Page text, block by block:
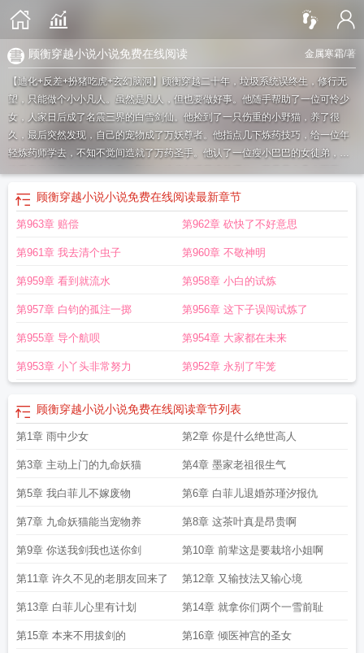
金属寒霜/著
顾衡穿越小说小说免费在线阅读
【迪化+反差+扮猪吃虎+玄幻脑洞】顾衡穿越二十年，垃圾系统误终生，修行无
望，只能做个小小凡人。虽然是凡人，但也要做好事。他随手帮助了一位可怜少
女，人家日后成了名震三界的白雪剑仙。他捡到了一只伤重的小野猫，养了很
久，最后突然发现，自己的宠物成了万妖尊者。他指点几下炼药技巧，给一位年
轻炼药师学去，不知不觉间造就了万药圣手。他认了一位瘦小巴巴的女徒弟，最
众人：别狡辩了，她们都说你才是天下唯一的帝圣尊师！！
份 顾衡得到
身份真相揭秘顾衡 真名 顾恒穿越顾衡真实身份顾衡 AI
衡百度百科男主顾衡是个老师的 顾衡 笔名 顾衡主角顾恒生穿越全文免费阅
读顾衡的穿越生活顾衡的真名 顾恒的穿越生活 顾衡老师顾衡男主
顾衡穿越小说小说免费在线阅读最新章节
第963章 赔偿 第962章 砍快了不好意思
第961章 我去清个虫子 第960章 不敬神明
第959章 看到就流水 第958章 小白的试炼
第957章 白钧的孤注一掷 第956章 这下子误闯试炼了
第955章 导个航呗 第954章 大家都在未来
第953章 小丫头非常努力 第952章 永别了牢笼
顾衡穿越小说小说免费在线阅读章节列表
第1章 雨中少女 第2章 你是什么绝世高人
第3章 主动上门的九命妖猫 第4章 墨家老祖很生气
第5章 我白菲儿不嫁废物 第6章 白菲儿退婚苏瑾汐报仇
第7章 九命妖猫能当宠物养 第8章 这茶叶真是昂贵啊
第9章 你送我剑我也送你剑 第10章 前辈这是要栽培小姐啊
第11章 许久不见的老朋友回来了 第12章 又输技法又输心境
第13章 白菲儿心里有计划 第14章 就拿你们两个一雪前耻
第15章 本来不用拔剑的 第16章 倾医神宫的圣女